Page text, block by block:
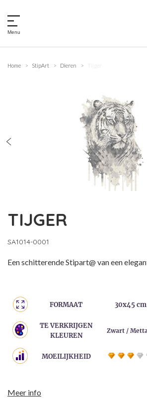
Menu
Home StipArt Dieren Tijger
TIJGER
SA1014-0001
Een schitterende Stipart@ van een
FORMAAT 30x45 cm
TE VERKRIJGEN
KLEUREN
Zwart /
MOEILIJKHEID
Meer info